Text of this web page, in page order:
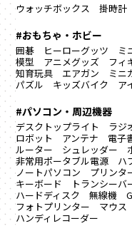
ウォッチボックス 掛時計
#おもちゃ・ホビー
囲碁 ヒーローグッツ ミ
模型
アニメグッズ フィ
知育玩具
エアガン ミニ
パズル
キッズバイク ア
#パソコン・周辺機器
デスクトップライト ラジ
ロボット
アンテナ 電子
ルーター
シュレッダー
非常用ポータブル電源
ハ
ノートパソコン
プリンタ
キーボード
トランシーバ
ハードディスク
無線機
フォトプリンター
マウス
ハンディレコーダー